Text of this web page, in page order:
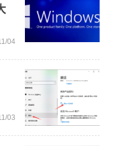
04
03